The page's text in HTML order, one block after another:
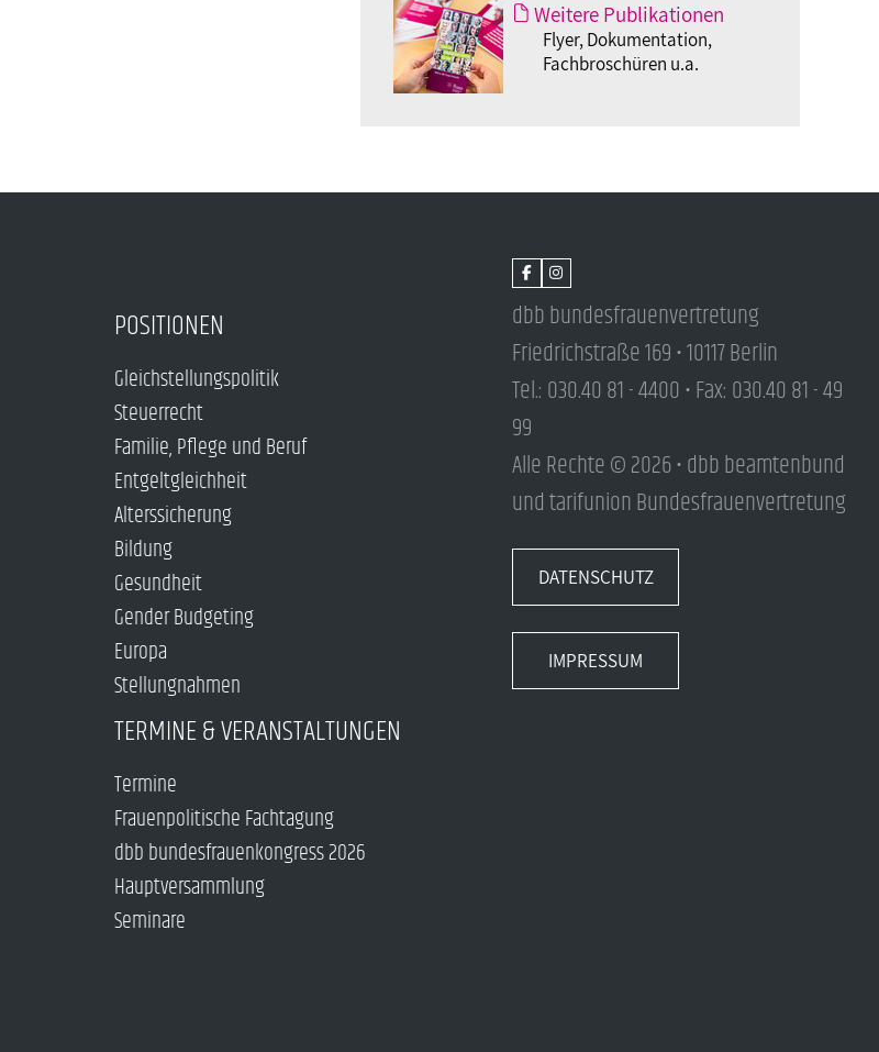
Weitere Publikationen
Flyer, Dokumentation,
Fachbroschüren u.a.
POSITIONEN
Gleichstellungspolitik
Steuerrecht
Familie, Pflege und Beruf
Entgeltgleichheit
Alterssicherung
Bildung
Gesundheit
Gender Budgeting
Europa
Stellungnahmen
TERMINE & VERANSTALTUNGEN
Termine
Frauenpolitische Fachtagung
dbb bundesfrauenkongress 2026
Hauptversammlung
Seminare
dbb bundesfrauenvertretung
Friedrichstraße 169 • 10117 Berlin
Tel.: 030.40 81 - 4400 • Fax: 030.40 81 - 49
99
Alle Rechte © 2026 • dbb beamtenbund
und tarifunion Bundesfrauenvertretung
DATENSCHUTZ
IMPRESSUM